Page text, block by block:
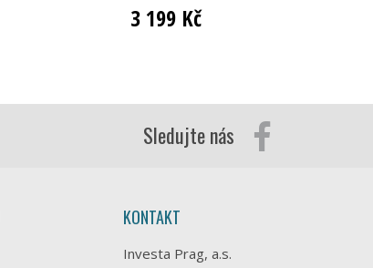
3 199 Kč
Sledujte nás
KONTAKT
Investa Prag, a.s.